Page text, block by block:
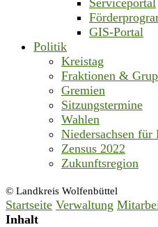
GIS-Portal
Politik
Kreistag
Fraktionen &
Gremien
Sitzungstermine
Wahlen
Niedersachsen für
Zensus 2022
Zukunftsregion
© Landkreis Wolfenbüttel
Startseite Verwaltung
Inhalt